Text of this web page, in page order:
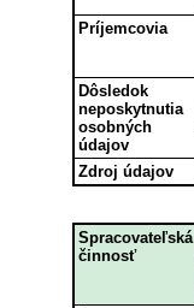
Príjemcovia
Dôsledok
neposkytnutia
osobných
údajov
Zdroj údajov
Spracovateľská
činnosť